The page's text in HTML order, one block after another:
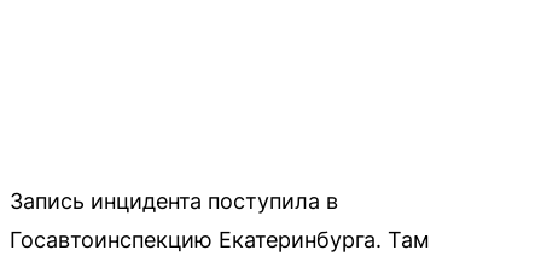
Запись инцидента поступила в
Госавтоинспекцию Екатеринбурга. Там